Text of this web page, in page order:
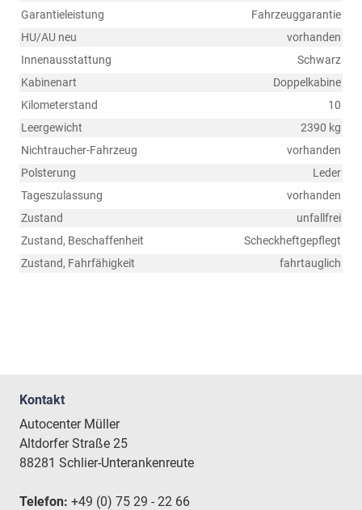
Garantieleistung
Fahrzeuggarantie
HU/AU neu
vorhanden
Innenausstattung
Schwarz
Kabinenart
Doppelkabine
Kilometerstand
10
Leergewicht
2390 kg
Nichtraucher-Fahrzeug
vorhanden
Polsterung
Leder
Tageszulassung
vorhanden
Zustand
unfallfrei
Zustand, Beschaffenheit
Scheckheftgepflegt
Zustand, Fahrfähigkeit
fahrtauglich
Kontakt
Autocenter Müller
Altdorfer Straße 25
88281 Schlier-Unterankenreute
Telefon: +49 (0) 75 29 - 22 66